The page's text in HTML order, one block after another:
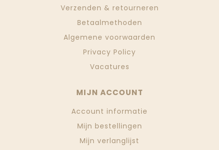
Verzenden & retourneren
Betaalmethoden
Algemene voorwaarden
Privacy Policy
Vacatures
MIJN ACCOUNT
Account informatie
Mijn bestellingen
Mijn verlanglijst